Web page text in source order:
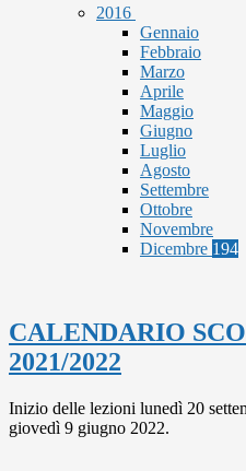
2016
Gennaio
Febbraio
Marzo
Aprile
Maggio
Giugno
Luglio
Agosto
Settembre
Ottobre
Novembre
Dicembre 194
CALENDARIO
2021/2022
Inizio delle lezioni lunedì 20
giovedì 9 giugno 2022.